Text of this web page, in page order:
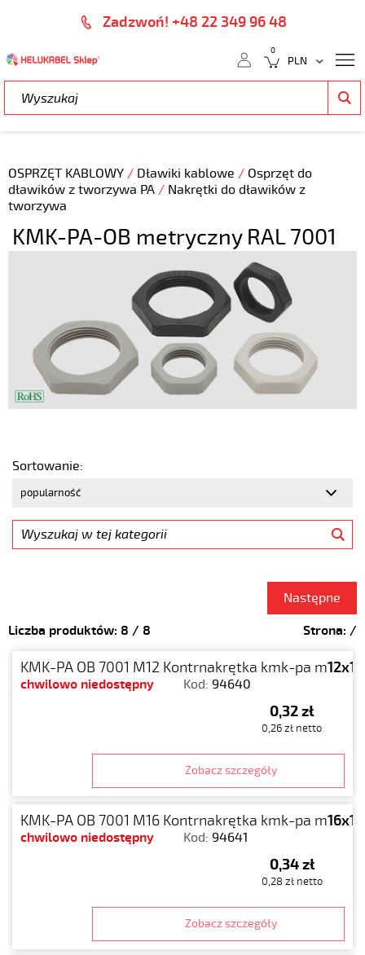
Zadzwoń! +48 22 349 96 48
0
OSPRZĘT KABLOWY / Dławiki kablowe / Osprzęt do
dławików z tworzywa PA / Nakrętki do dławików z
tworzywa
KMK-PA-OB metryczny RAL 7001
Sortowanie:
Następne
Liczba produktów: 8 / 8 Strona: /
KMK-PA OB 7001 M12 Kontrnakrętka kmk-pa m
chwilowo niedostępny Kod: 94640
0,32 zł
0,26 zł netto
Zobacz szczegóły
KMK-PA OB 7001 M16 Kontrnakrętka kmk-pa m
chwilowo niedostępny Kod: 94641
0,34 zł
0,28 zł netto
Zobacz szczegóły